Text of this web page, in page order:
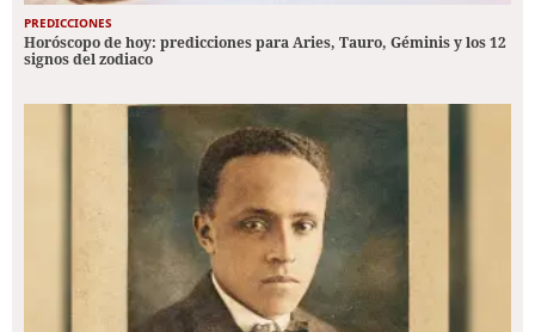
PREDICCIONES
Horóscopo de hoy: predicciones para Aries, Tauro, Géminis y los 12
signos del zodiaco